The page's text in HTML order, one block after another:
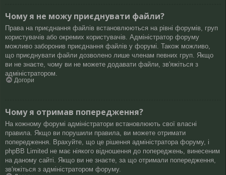
Чому я не можу приєднувати файли?
Права на приєднання файлів встановлюються на рівні форумів, груп
користувачів або окремих користувачів. Адміністратор форуму
можливо заборонив приєднання файлів у форумі. Також можливо,
що приєднувати файли дозволено лише членам певних груп. Якщо
ви не знаєте, чому ви не можете додавати файли, зв'яжіться з
адміністратором.
Догори
Чому я отримав попередження?
На кожному форумі адміністратори встановлюють свої власні
правила. Якщо ви порушили правила, ви можете отримати
попередження. Врахуйте, що це рішення адміністратора форуму, і
phpBB Limited не має ніякого відношення до попереджень, винесеним
на даному сайті. Якщо ви не знаєте, за що отримали попередження,
зв'яжіться з адміністратором форуму.